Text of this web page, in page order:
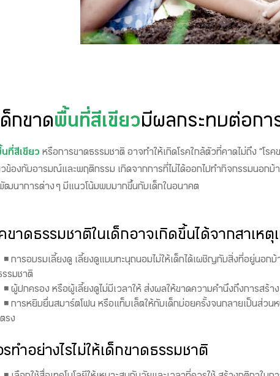
กขาดพื้นที่สีเขียวมีผลกระทบต่อกา
ที่สีเขียว หรือการขาดธรรมชาติ อาจทำให้เกิดโรคใกล้ตัวที่คาดไม่ถึง “โร
วข้องกับอารมณ์และพฤติกรรม เกิดจากการที่ไม่ได้ออกไปทำกิจกรรมนอก
ฒนาการต่าง ๆ มีแนวโน้มพบมากขึ้นกับเด็กในอนาคต
คขาดธรรมชาติในเด็กอาจเกิดขึ้นได้จากสาเหตุ
◾ การอบรมเลี้ยงดู เลี้ยงดูแบบทะนุถนอมไม่ให้เด็กได้เผชิญกับสิ่งที่อยู่นอ
รรมชาติ
◾ ผู้ปกครอง หรือผู้เลี้ยงดูไม่มีเวลาให้ ส่งผลให้ขาดความคำนึงถึงการสร้
◾ การหยิบยื่นสมาร์ตโฟน หรือแท็บเล็ตให้กับเด็กบ่อยครั้งจนกลายเป็นส่
รง
รทำอย่างไรไม่ให้เด็กขาดธรรมชาติ